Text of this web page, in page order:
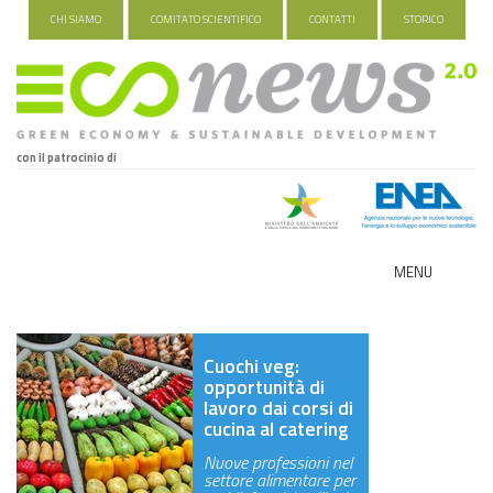
CHI SIAMO COMITATO SCIENTIFICO CONTATTI STORICO
con il patrocinio di
MENU
INDUSTRIA VERDE
FOOD&TRAVEL
HEALTH&WELLNESS
Cuochi veg:
opportunità di
lavoro dai corsi di
cucina al catering
Nuove professioni nel
settore alimentare per